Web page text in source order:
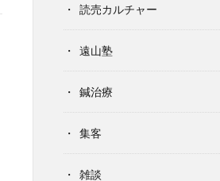
読売カルチャー
遠山塾
鍼治療
集客
雑談